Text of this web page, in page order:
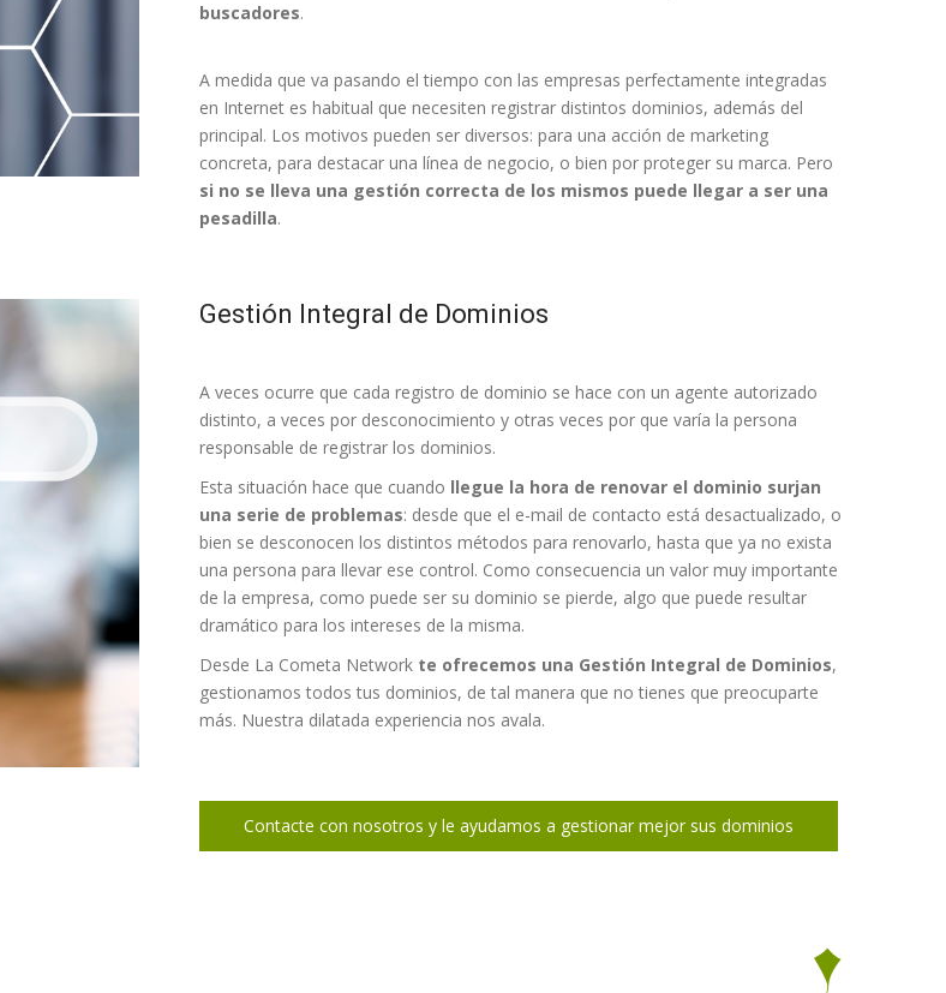
buscadores.
A medida que va pasando el tiempo con las empresas perfectamente integradas
en Internet es habitual que necesiten registrar distintos dominios, además del
principal. Los motivos pueden ser diversos: para una acción de marketing
concreta, para destacar una línea de negocio, o bien por proteger su marca. Pero
si no se lleva una gestión correcta de los mismos puede llegar a ser una
pesadilla.
Gestión Integral de Dominios
A veces ocurre que cada registro de dominio se hace con un agente autorizado
distinto, a veces por desconocimiento y otras veces por que varía la persona
responsable de registrar los dominios.
Esta situación hace que cuando llegue la hora de renovar el dominio surjan
una serie de problemas: desde que el e-mail de contacto está desactualizado, o
bien se desconocen los distintos métodos para renovarlo, hasta que ya no exista
una persona para llevar ese control. Como consecuencia un valor muy importante
de la empresa, como puede ser su dominio se pierde, algo que puede resultar
dramático para los intereses de la misma.
Desde La Cometa Network te ofrecemos una Gestión Integral de Dominios,
gestionamos todos tus dominios, de tal manera que no tienes que preocuparte
más. Nuestra dilatada experiencia nos avala.
Contacte con nosotros y le ayudamos a gestionar mejor sus dominios